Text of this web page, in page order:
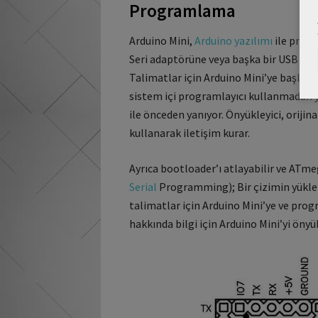
Programlama
Arduino Mini, Arduino yazılımı ile
Seri adaptörüne veya başka bir USB
Talimatlar için Arduino Mini’ye
sistem içi programlayıcı
ile önceden yanıyor. Önyükleyici,
kullanarak iletişim kurar.
Ayrıca bootloader’ı atlayabilir ve
Serial Programming); Bir çizimin
talimatlar için Arduino Mini’ye ve
hakkında bilgi için Arduino Mini’yi